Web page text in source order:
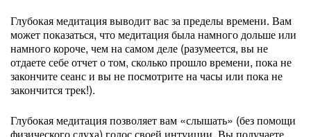
Глубокая медитация выводит вас за пределы времени. Вам
может показаться, что медитация была намного дольше или
намного короче, чем на самом деле (разумеется, вы не
отдаете себе отчет о том, сколько прошло времени, пока не
закончите сеанс и вы не посмотрите на часы или пока не
закончится трек!).
Глубокая медитация позволяет вам «слышать» (без помощи